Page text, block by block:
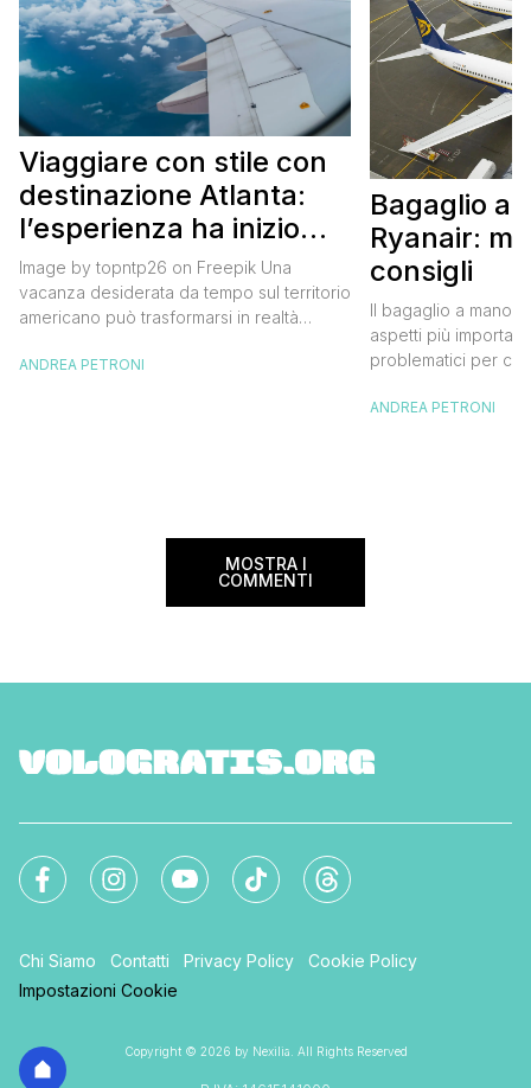
Viaggiare con stile con
destinazione Atlanta:
l’esperienza ha inizio
con un volo Air France
Image by topntp26 on Freepik Una
vacanza desiderata da tempo sul territorio
americano può trasformarsi in realtà
France. Tale realtà, fondata nel 1933, ha
ANDREA PETRONI
Bagaglio a
Ryanair:
consigli
Il bagaglio a mano
aspetti più
problematici per chi
bagaglio cambiano
ANDREA PETRONI
MOSTRA I
COMMENTI
Chi Siamo Contatti Privacy Policy
Cookie Policy
Impostazioni Cookie
Copyright © 2026 by Nexilia. All Rights Reserved